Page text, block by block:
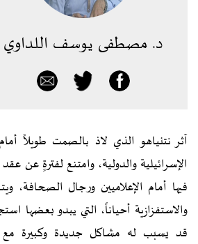
د. مصطفى يوسف اللداوي
آثر نتنياهو الذي لاذ بالصمت طويلاً
الإسرائيلية والدولية، وامتنع لفترةٍ عن
فيها أمام الإعلاميين ورجال الصحافة،
والاستفزازية أحياناً، التي يبدو بعضها
قد يسبب له مشاكل جديدة وكبيرة مع